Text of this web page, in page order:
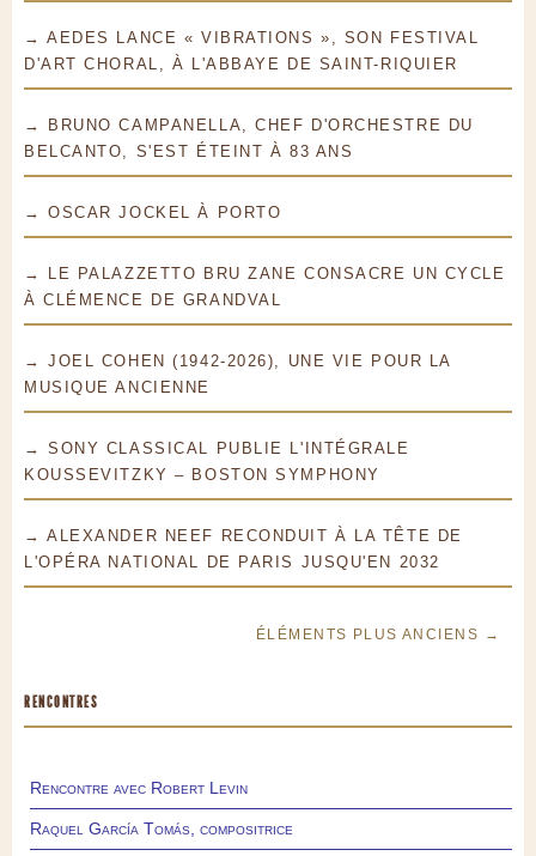
→ AEDES LANCE « VIBRATIONS », SON FESTIVAL
D'ART CHORAL, À L'ABBAYE DE SAINT-RIQUIER
→ BRUNO CAMPANELLA, CHEF D'ORCHESTRE DU
BELCANTO, S'EST ÉTEINT À 83 ANS
→ OSCAR JOCKEL À PORTO
→ LE PALAZZETTO BRU ZANE CONSACRE UN CYCLE
À CLÉMENCE DE GRANDVAL
→ JOEL COHEN (1942-2026), UNE VIE POUR LA
MUSIQUE ANCIENNE
→ SONY CLASSICAL PUBLIE L'INTÉGRALE
KOUSSEVITZKY – BOSTON SYMPHONY
→ ALEXANDER NEEF RECONDUIT À LA TÊTE DE
L'OPÉRA NATIONAL DE PARIS JUSQU'EN 2032
ÉLÉMENTS PLUS ANCIENS →
RENCONTRES
Rencontre avec Robert Levin
Raquel García Tomás, compositrice